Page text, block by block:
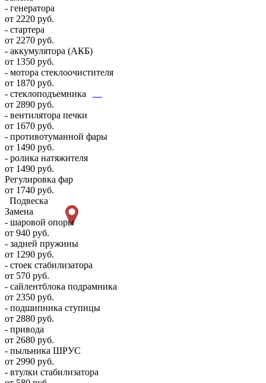
- генератора
от 2220 руб.
- стартера
от 2270 руб.
- аккумулятора (АКБ)
от 1350 руб.
- мотора стеклоочистителя
от 1870 руб.
- стеклоподъемника
от 2890 руб.
- вентилятора печки
от 1670 руб.
- противотуманной фары
от 1490 руб.
- ролика натяжителя
от 1490 руб.
Регулировка фар
от 1740 руб.
Подвеска
Замена
- шаровой опоры
от 940 руб.
- задней пружины
от 1290 руб.
- стоек стабилизатора
от 570 руб.
- сайлентблока подрамника
от 2350 руб.
- подшипника ступицы
от 2880 руб.
- привода
от 2680 руб.
- пыльника ШРУС
от 2990 руб.
- втулки стабилизатора